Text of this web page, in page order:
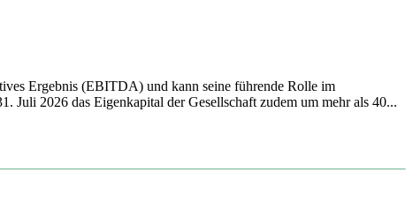
Ergebnis (EBITDA) und kann seine führende Rolle im
2026 das Eigenkapital der Gesellschaft zudem um mehr als 40...